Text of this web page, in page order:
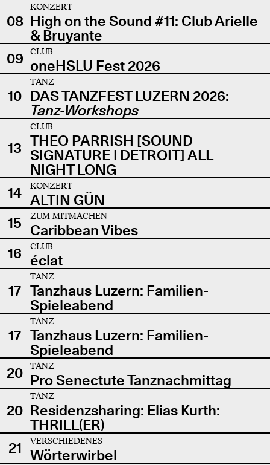
08
KONZERT
High on the Sound #11: Club Arielle
& Bruyante
09
CLUB
oneHSLU Fest 2026
10
TANZ
DAS TANZFEST LUZERN 2026:
Tanz-Workshops
13
CLUB
THEO PARRISH [SOUND
SIGNATURE | DETROIT] ALL
NIGHT LONG
14
KONZERT
ALTIN GÜN
15
ZUM MITMACHEN
Caribbean Vibes
16
CLUB
éclat
17
TANZ
Tanzhaus Luzern: Familien-
Spieleabend
17
TANZ
Tanzhaus Luzern: Familien-
Spieleabend
20
TANZ
Pro Senectute Tanznachmittag
20
TANZ
Residenzsharing: Elias Kurth:
THRILL(ER)
21
VERSCHIEDENES
Wörterwirbel